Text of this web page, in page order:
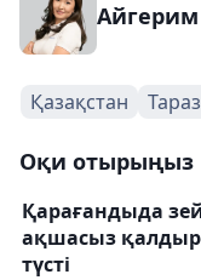
Қазақстан Тараз
Оқи отырыңыз
Қарағандыда
ақшасыз
түсті